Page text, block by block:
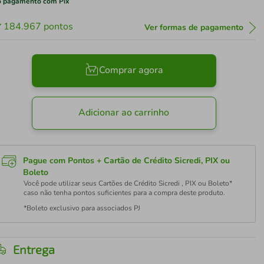
184.967 pontos Ver formas de pagamento
Comprar agora
Adicionar ao carrinho
Pague com Pontos + Cartão de Crédito Sicredi, PIX ou
Boleto
Você pode utilizar seus Cartões de Crédito Sicredi , PIX ou Boleto*
caso não tenha pontos suficientes para a compra deste produto.
*Boleto exclusivo para associados PJ
Entrega